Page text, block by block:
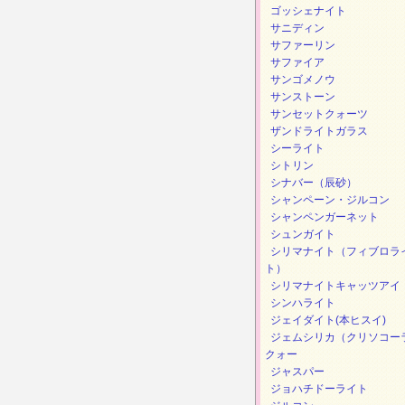
ゴッシェナイト
サニディン
サファーリン
サファイア
サンゴメノウ
サンストーン
サンセットクォーツ
ザンドライトガラス
シーライト
シトリン
シナバー（辰砂）
シャンペーン・ジルコン
シャンペンガーネット
シュンガイト
シリマナイト（フィブロラ
ト）
シリマナイトキャッツアイ
シンハライト
ジェイダイト(本ヒスイ)
ジェムシリカ（クリソコー
クォー
ジャスパー
ジョハチドーライト